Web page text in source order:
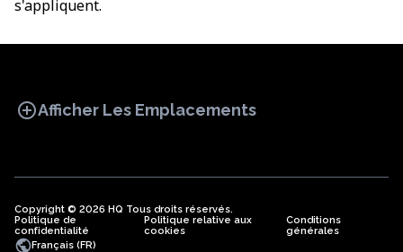
s'appliquent.
add_circleAfficher Les Emplacements
BUREAU COWORKING
BUREAUX
Copyright © 2026 HQ Tous droits réservés.
Politique de
confidentialité
Politique relative aux
cookies
Conditions
générales
publicFrançais (FR)